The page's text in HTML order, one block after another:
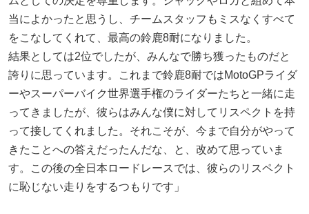
当によかったと思うし、チームスタッフもミスなくすべて
をこなしてくれて、最高の鈴鹿8耐になりました。
結果としては2位でしたが、みんなで勝ち獲ったものだと
誇りに思っています。これまで鈴鹿8耐ではMotoGPライダ
ーやスーパーバイク世界選手権のライダーたちと一緒に走
ってきましたが、彼らはみんな僕に対してリスペクトを持
って接してくれました。それこそが、今まで自分がやって
きたことへの答えだったんだな、と、改めて思っていま
す。この後の全日本ロードレースでは、彼らのリスペクト
に恥じない走りをするつもりです」